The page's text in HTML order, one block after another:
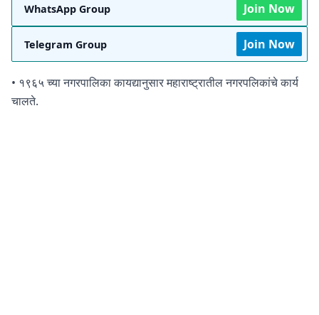
WhatsApp Group Join Now
Telegram Group Join Now
• १९६५ च्या नगरपालिका कायद्यानुसार महाराष्ट्रातील नगरपलिकांचे कार्य
चालते.